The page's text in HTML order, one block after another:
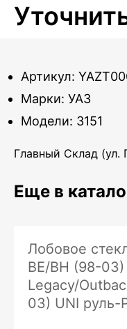
Артикул:
Марки: УАЗ
Модели: 3151
Главный Склад (ул.
Еще в
Лобовое
BE/BH (98-
Legacy/
03) UNI руль-